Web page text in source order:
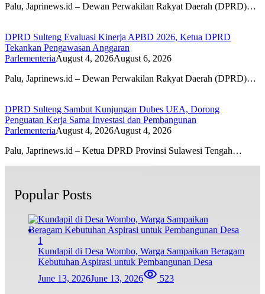
Palu, Japrinews.id – Dewan Perwakilan Rakyat Daerah (DPRD)…
DPRD Sulteng Evaluasi Kinerja APBD 2026, Ketua DPRD
Tekankan Pengawasan Anggaran
ParlementeriaAugust 4, 2026August 6, 2026
Palu, Japrinews.id – Dewan Perwakilan Rakyat Daerah (DPRD)…
DPRD Sulteng Sambut Kunjungan Dubes UEA, Dorong
Penguatan Kerja Sama Investasi dan Pembangunan
ParlementeriaAugust 4, 2026August 4, 2026
Palu, Japrinews.id – Ketua DPRD Provinsi Sulawesi Tengah…
Popular Posts
1
Kundapil di Desa Wombo, Warga Sampaikan Beragam
Kebutuhan Aspirasi untuk Pembangunan Desa
June 13, 2026June 13, 2026 523